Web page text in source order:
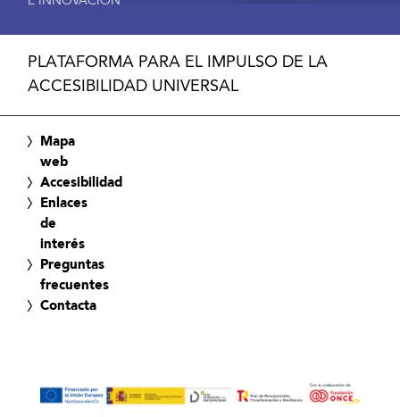
PLATAFORMA PARA EL IMPULSO DE LA
ACCESIBILIDAD UNIVERSAL
Mapa
web
Accesibilidad
Enlaces
de
interés
Preguntas
frecuentes
Contacta